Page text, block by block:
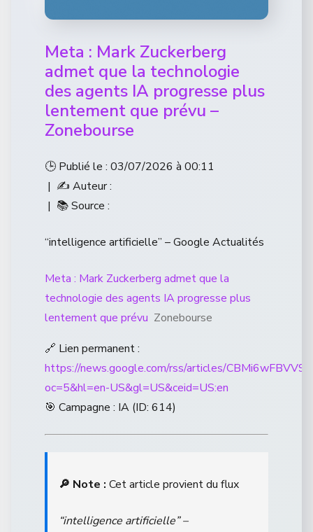
Meta : Mark Zuckerberg
admet que la technologie
des agents IA progresse plus
lentement que prévu –
Zonebourse
🕒 Publié le : 03/07/2026 à 00:11
| ✍️ Auteur :
| 📚 Source :
“intelligence artificielle” – Google Actualités
Meta : Mark Zuckerberg admet que la
technologie des agents IA progresse plus
lentement que prévu Zonebourse
🔗 Lien permanent :
https://news.google.com/rss/articles/
oc=5&hl=en-US&gl=US&ceid=US:en
🎯 Campagne : IA (ID: 614)
🔎 Note : Cet article provient du flux
“intelligence artificielle” –